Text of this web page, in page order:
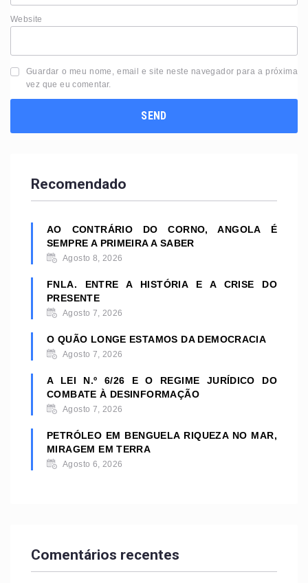
Website
Guardar o meu nome, email e site neste navegador para a próxima
vez que eu comentar.
Recomendado
AO CONTRÁRIO DO CORNO, ANGOLA É
SEMPRE A PRIMEIRA A SABER
Agosto 8, 2026
FNLA. ENTRE A HISTÓRIA E A CRISE DO
PRESENTE
Agosto 7, 2026
O QUÃO LONGE ESTAMOS DA DEMOCRACIA
Agosto 7, 2026
A LEI N.º 6/26 E O REGIME JURÍDICO DO
COMBATE À DESINFORMAÇÃO
Agosto 7, 2026
PETRÓLEO EM BENGUELA RIQUEZA NO MAR,
MIRAGEM EM TERRA
Agosto 6, 2026
Comentários recentes